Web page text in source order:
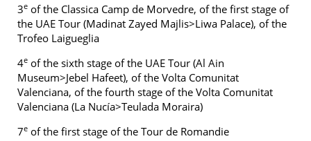
3e of the Classica Camp de Morvedre, of the first stage of
the UAE Tour (Madinat Zayed Majlis>Liwa Palace), of the
Trofeo Laigueglia
4e of the sixth stage of the UAE Tour (Al Ain
Museum>Jebel Hafeet), of the Volta Comunitat
Valenciana, of the fourth stage of the Volta Comunitat
Valenciana (La Nucía>Teulada Moraira)
7e of the first stage of the Tour de Romandie